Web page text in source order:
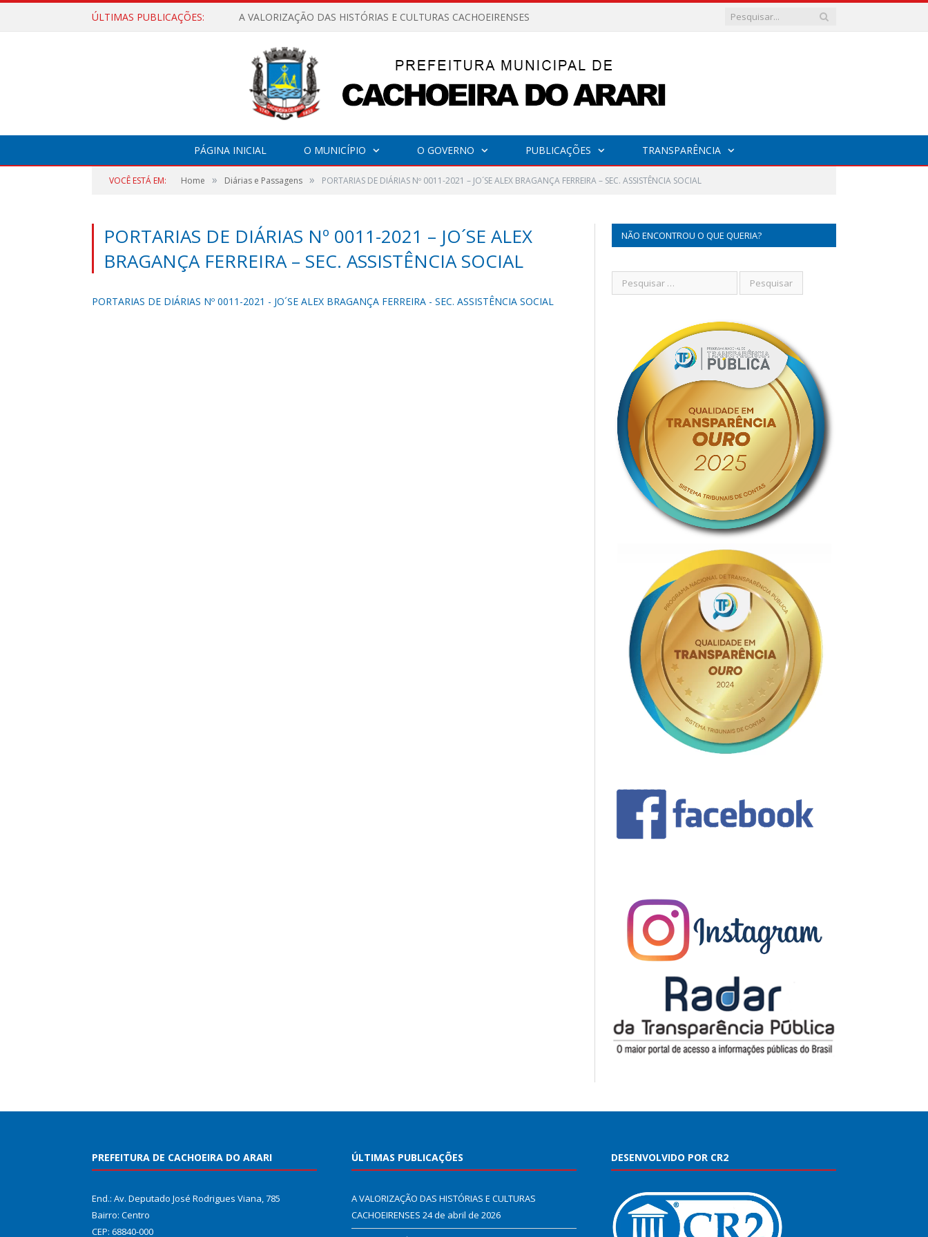
ÚLTIMAS PUBLICAÇÕES: A VALORIZAÇÃO DAS HISTÓRIAS E CULTURAS CACHOEIRENSES
PÁGINA INICIAL O MUNICÍPIO O GOVERNO PUBLICAÇÕES TRANSPARÊNCIA
VOCÊ ESTÁ EM: Home » Diárias e Passagens » PORTARIAS DE DIÁRIAS Nº 0011-2021 – JO´SE ALEX BRAGANÇA FERREIRA – SEC. ASSISTÊNCIA SOCIAL
PORTARIAS DE DIÁRIAS Nº 0011-2021 – JO´SE ALEX
BRAGANÇA FERREIRA – SEC. ASSISTÊNCIA SOCIAL
PORTARIAS DE DIÁRIAS Nº 0011-2021 - JO´SE ALEX BRAGANÇA FERREIRA - SEC. ASSISTÊNCIA SOCIAL
NÃO ENCONTROU O QUE QUERIA?
PREFEITURA DE CACHOEIRA DO ARARI
End.: Av. Deputado José Rodrigues Viana, 785
Bairro: Centro
CEP: 68840-000
ÚLTIMAS PUBLICAÇÕES
A VALORIZAÇÃO DAS HISTÓRIAS E CULTURAS
CACHOEIRENSES 24 de abril de 2026
DESENVOLVIDO POR CR2